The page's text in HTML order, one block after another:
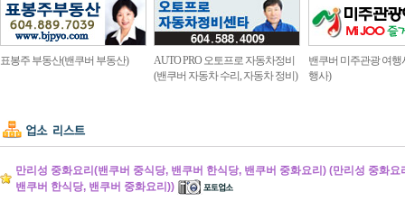
표봉주 부동산(밴쿠버 부동산)
AUTO PRO 오토프로 자동차정비
(밴쿠버 자동차 수리, 자동차 정비)
밴쿠버 미주관광 여행
행사)
만리성 중화요리(밴쿠버 중식당, 밴쿠버 한식당, 밴쿠버 중화요리) (만리성 중화요
밴쿠버 한식당, 밴쿠버 중화요리))